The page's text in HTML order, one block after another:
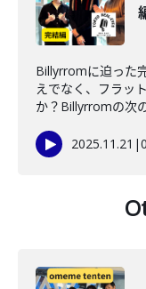
Billyrromに迫った
えでなく、フラッ
か？Billyrromの次
2025.11.21 |